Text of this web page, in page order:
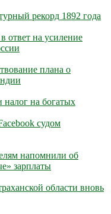
рекорд 1892 года
ответ на усиление
плана о
налог на богатых
судом
напомнили об
зарплаты
области вновь